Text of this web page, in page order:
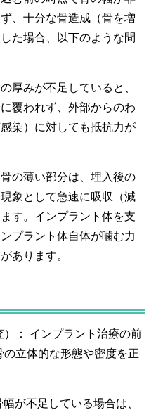
、十分な骨造成（骨を増
た場合、以下のような問
厚みが不足していると、
覆われず、外部からのわ
染）に対しても抵抗力が
骨の薄い部分は、埋入後の
象として急速に吸収（減
す。インプラント体を支
プラント体自体が噛む力
あります。
：
インプラント治療の前
の立体的な形態や密度を正
幅が不足している場合は、